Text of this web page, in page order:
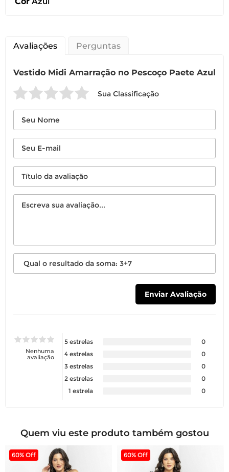
recebimento do produto, para solicitar
a troca ou devolução caso seu produto
esteja sem uso.
Avaliações Perguntas
Vestido Midi Amarração no Pescoço Paete Azul
Sua Classificação
Nenhuma
avaliação
5 estrelas
0
4 estrelas
0
3 estrelas
0
2 estrelas
0
1 estrela
0
Quem viu este produto também gostou
60% Off 60% Off